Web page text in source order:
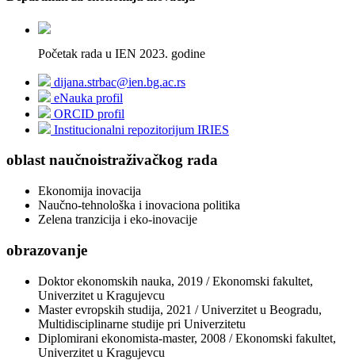
Početak rada u IEN 2023. godine
dijana.strbac@ien.bg.ac.rs
eNauka profil
ORCID profil
Institucionalni repozitorijum IRIES
oblast naučnoistraživačkog rada
Ekonomija inovacija
Naučno-tehnološka i inovaciona politika
Zelena tranzicija i eko-inovacije
obrazovanje
Doktor ekonomskih nauka, 2019 / Ekonomski fakultet,
Univerzitet u Kragujevcu
Master evropskih studija, 2021 / Univerzitet u Beogradu,
Multidisciplinarne studije pri Univerzitetu
Diplomirani ekonomista-master, 2008 / Ekonomski fakultet,
Univerzitet u Kragujevcu